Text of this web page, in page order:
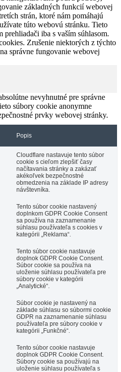
základných funkcií webovej
strán, ktoré nám pomáhajú
túto webovú stránku. Tieto
prehliadači iba s vaším súhlasom.
Zrušenie niektorých z týchto
správne fungovanie webovej
nevyhnutné pre správne
súbory cookie anonymne
prvky webovej stránky.
Popis
Cloudflare nastavuje tento súbor
cookie s cieľom zlepšiť časy
načítavania stránky a zakázať
akékoľvek bezpečnostné
obmedzenia na základe IP adresy
návštevníka.
Tento súbor cookie nastavený
doplnkom GDPR Cookie Consent
sa používa na zaznamenanie
súhlasu používateľa s cookies v
kategórii „Reklama“.
Tento súbor cookie nastavuje
doplnok GDPR Cookie Consent.
Súbor cookie sa používa na
uloženie súhlasu používateľa pre
súbory cookie v kategórii
„Analytické“.
Súbor cookie je nastavený na
základe súhlasu so súbormi cookie
GDPR na zaznamenanie súhlasu
používateľa pre súbory cookie v
kategórii „Funkčné“.
Tento súbor cookie nastavuje
doplnok GDPR Cookie Consent.
Súbory cookie sa používajú na
uloženie súhlasu používateľa s